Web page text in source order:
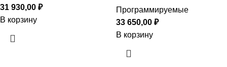
31 930,00 ₽
В корзину
Программируемые
33 650,00 ₽
В корзину